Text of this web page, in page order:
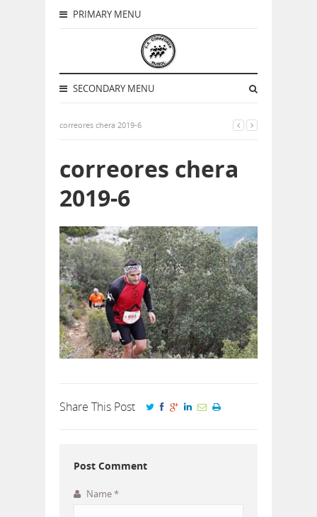
PRIMARY MENU
SECONDARY MENU
correores chera 2019-6
correores chera
2019-6
Share This Post
Post Comment
Name*